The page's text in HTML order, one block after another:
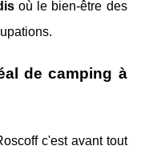
où le bien-être des
de camping à
c'est avant tout